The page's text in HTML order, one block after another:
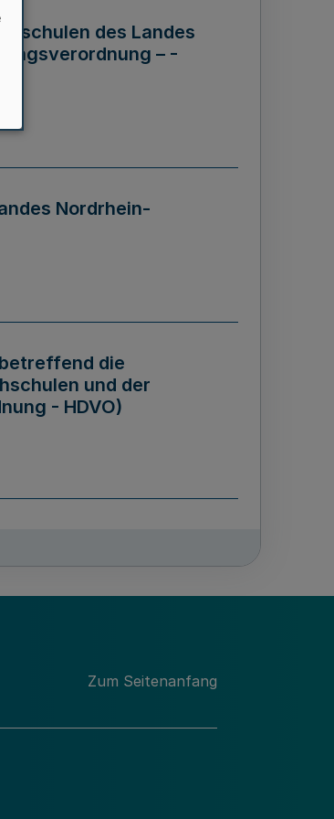
des Landes
– -
Nordrhein-
die
und der
- HDVO)
Westfalen
Zum Seitenanfang